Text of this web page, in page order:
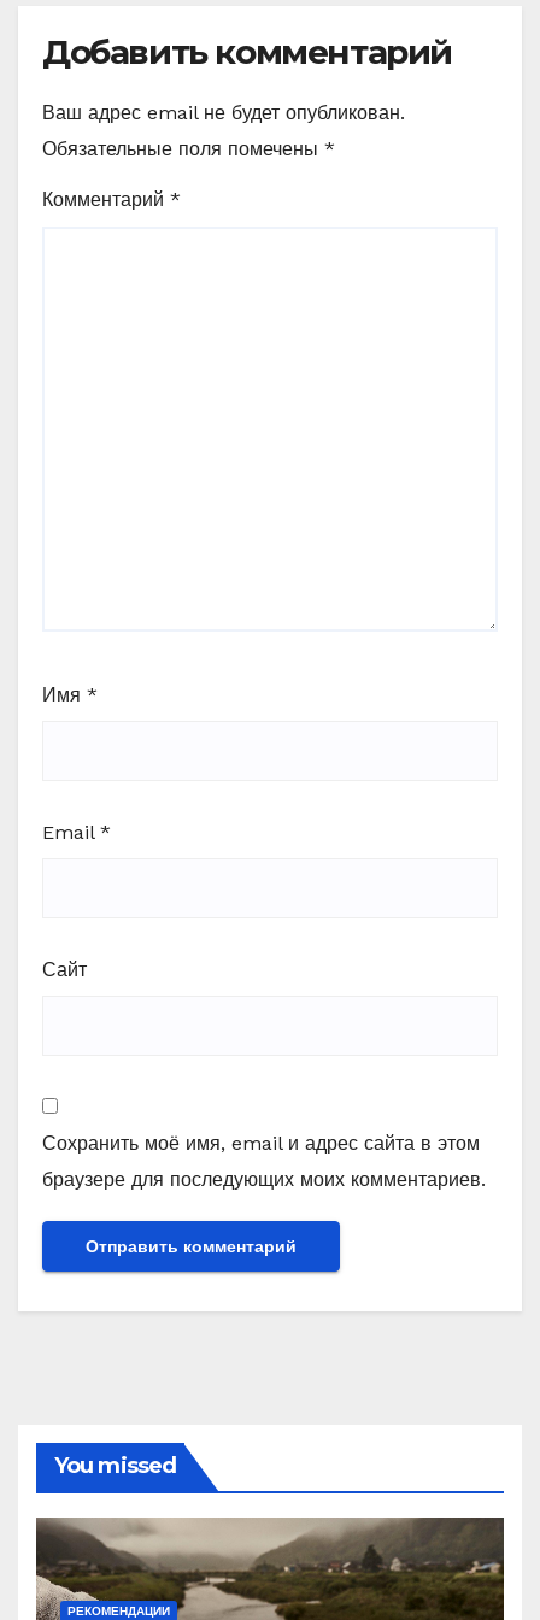
Добавить комментарий
Ваш адрес email не будет опубликован.
Обязательные поля помечены *
Комментарий *
Имя *
Email *
Сайт
Сохранить моё имя, email и адрес сайта в этом
браузере для последующих моих комментариев.
You missed
РЕКОМЕНДАЦИИ